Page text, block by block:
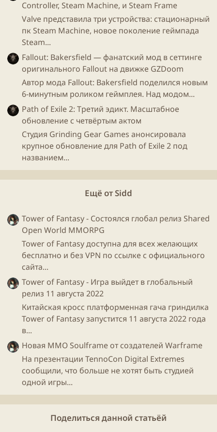
У нас есть цифры:
1.000.000.000 $ и 15.000.000 игроков.
Возьмем по максимуму стоимостьигры
скинов на сдачу ~ 3500р , умножим на купивших ее
15кк = 52.500.000.000р / 57$ = 921.052.631$
Получается900ккна игре , и какие-то жалкие100
лямов $на сундучках :)
Controller, Steam Machine, и Steam Frame
Valve представила три устройства: стационарный
пк Steam Machine, новое поколение геймпада
Steam...
Fallout: Bakersfield — фанатский мод в сеттинге
оригинального Fallout на движке GZDoom
Автор мода Fallout: Bakersfield поделился новым
6-минутным роликом геймплея. Над модом...
Path of Exile 2: Третий эдикт. Масштабное
обновление с четвёртым актом
Студия Grinding Gear Games анонсировала
крупное обновление для Path of Exile 2 под
названием...
Ещё от Sidd
Tower of Fantasy - Состоялся глобал релиз Shared
Open World MMORPG
Tower of Fantasy доступна для всех желающих
бесплатно и без VPN по ссылке с официального
сайта...
Tower of Fantasy - Игра выйдет в глобальный
релиз 11 августа 2022
Китайская кросс платформенная гача гриндилка
Tower of Fantasy запустится 11 августа 2022 года
в...
Новая ММО Soulframe от создателей Warframe
На презентации TennoCon Digital Extremes
сообщили, что больше не хотят быть студией
одной игры...
Поделиться данной статьёй